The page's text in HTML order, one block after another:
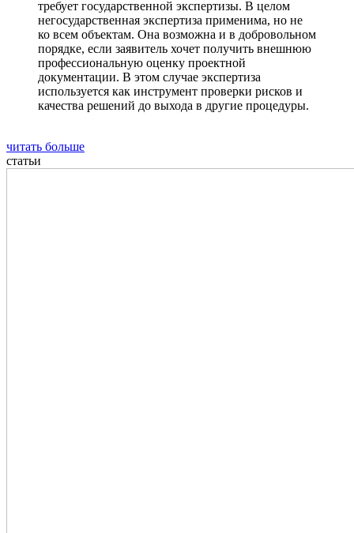
требует государственной экспертизы. В целом
негосударственная экспертиза применима, но не
ко всем объектам. Она возможна и в добровольном
порядке, если заявитель хочет получить внешнюю
профессиональную оценку проектной
документации. В этом случае экспертиза
используется как инструмент проверки рисков и
качества решений до выхода в другие процедуры.
читать больше
статьи